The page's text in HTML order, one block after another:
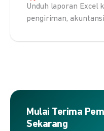
Unduh laporan Excel
pengiriman,
Mulai Terima
Sekarang